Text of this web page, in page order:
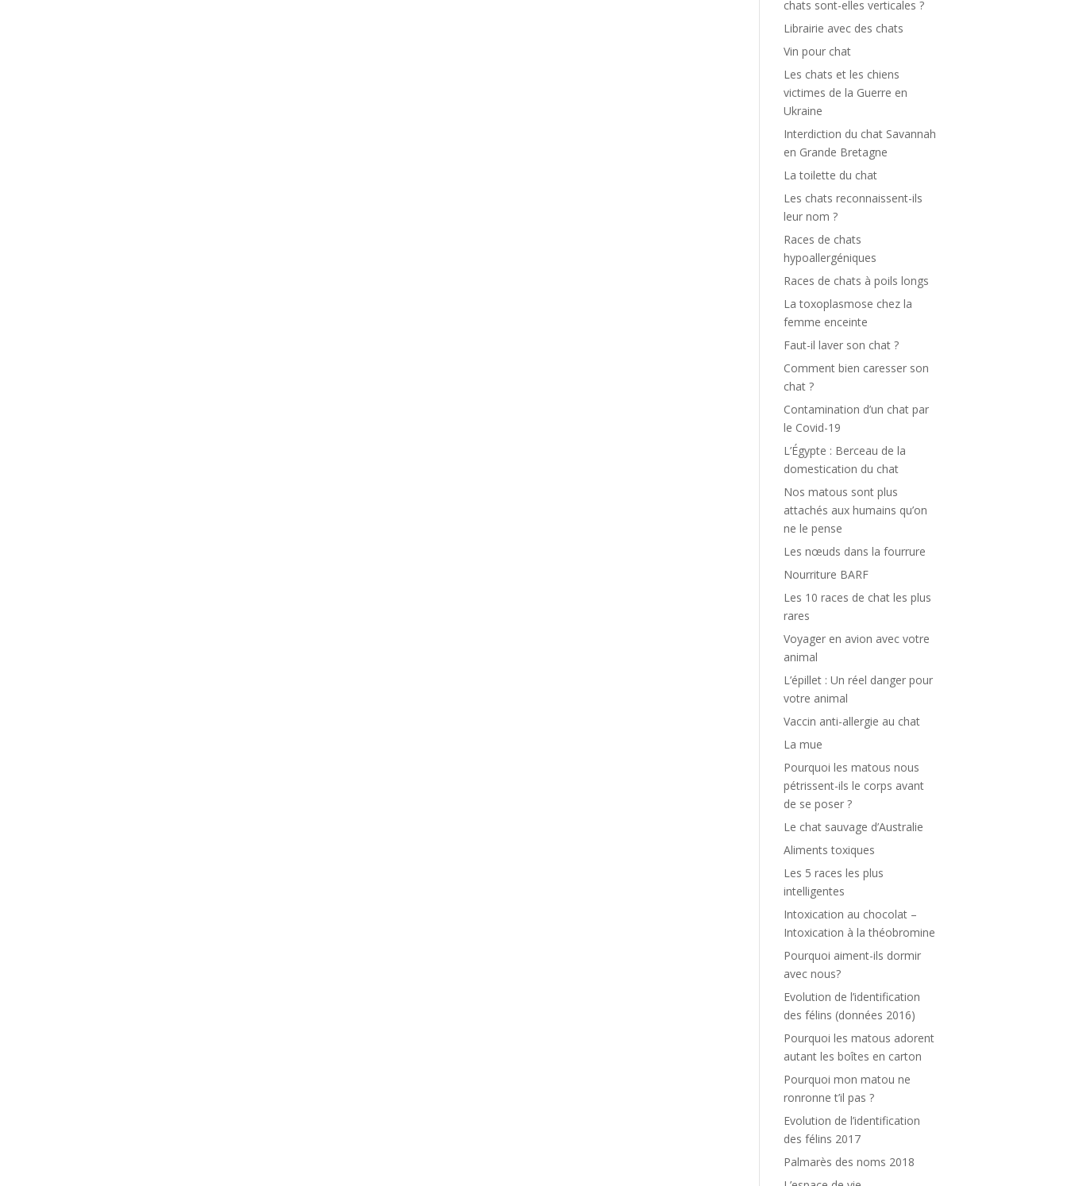
chats sont-elles verticales ?
Librairie avec des chats
Vin pour chat
Les chats et les chiens
victimes de la Guerre en
Ukraine
Interdiction du chat Savannah
en Grande Bretagne
La toilette du chat
Les chats reconnaissent-ils
leur nom ?
Races de chats
hypoallergéniques
Races de chats à poils longs
La toxoplasmose chez la
femme enceinte
Faut-il laver son chat ?
Comment bien caresser son
chat ?
Contamination d’un chat par
le Covid-19
L’Égypte : Berceau de la
domestication du chat
Nos matous sont plus
attachés aux humains qu’on
ne le pense
Les nœuds dans la fourrure
Nourriture BARF
Les 10 races de chat les plus
rares
Voyager en avion avec votre
animal
L’épillet : Un réel danger pour
votre animal
Vaccin anti-allergie au chat
La mue
Pourquoi les matous nous
pétrissent-ils le corps avant
de se poser ?
Le chat sauvage d’Australie
Aliments toxiques
Les 5 races les plus
intelligentes
Intoxication au chocolat –
Intoxication à la théobromine
Pourquoi aiment-ils dormir
avec nous?
Evolution de l’identification
des félins (données 2016)
Pourquoi les matous adorent
autant les boîtes en carton
Pourquoi mon matou ne
ronronne t’il pas ?
Evolution de l’identification
des félins 2017
Palmarès des noms 2018